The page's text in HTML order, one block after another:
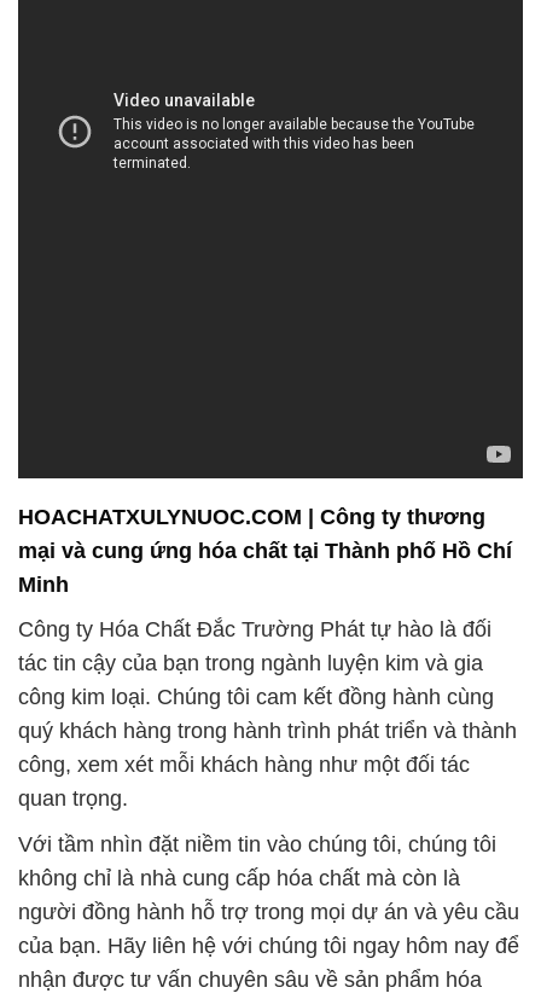
HOACHATXULYNUOC.COM | Công ty thương
mại và cung ứng hóa chất tại Thành phố Hồ Chí
Minh
Công ty Hóa Chất Đắc Trường Phát tự hào là đối
tác tin cậy của bạn trong ngành luyện kim và gia
công kim loại. Chúng tôi cam kết đồng hành cùng
quý khách hàng trong hành trình phát triển và thành
công, xem xét mỗi khách hàng như một đối tác
quan trọng.
Với tầm nhìn đặt niềm tin vào chúng tôi, chúng tôi
không chỉ là nhà cung cấp hóa chất mà còn là
người đồng hành hỗ trợ trong mọi dự án và yêu cầu
của bạn. Hãy liên hệ với chúng tôi ngay hôm nay để
nhận được tư vấn chuyên sâu về sản phẩm hóa